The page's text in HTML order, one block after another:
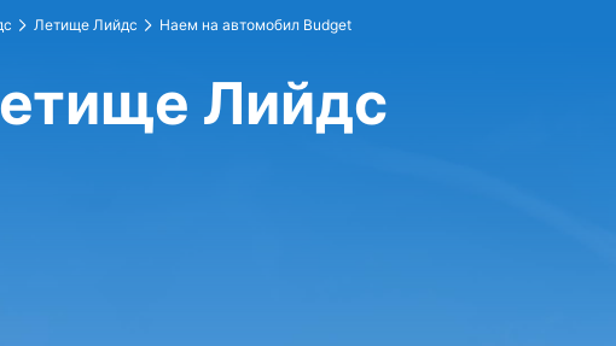
Летище Лийдс Наем на автомобил Budget
Лийдс